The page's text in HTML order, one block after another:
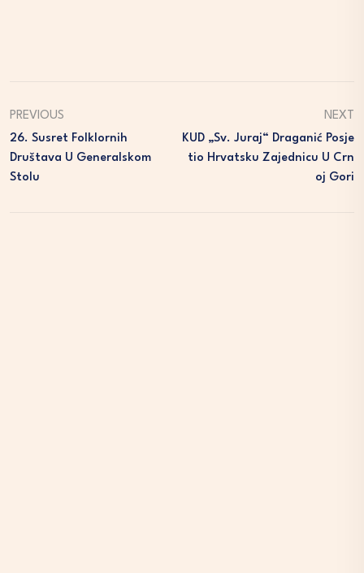
PREVIOUS
26. Susret Folklornih
Društava U Generalskom
Stolu
NEXT
KUD „Sv. Juraj“ Draganić Posje
Tio Hrvatsku Zajednicu U Crn
Oj Gori